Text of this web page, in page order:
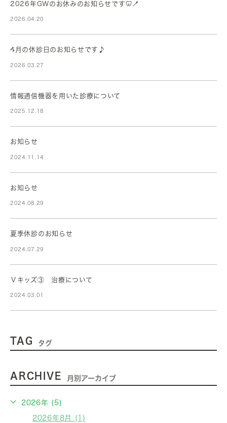
2026年GWのお休みのお知らせです🦷🪥
2026.04.20
4月の休診日のお知らせです♪
2026.03.27
情報通信機器を用いた診療について
2025.12.18
お知らせ
2024.11.14
お知らせ
2024.08.29
夏季休診のお知らせ
2024.07.29
Ｖキッズ③ 治療について
2024.03.01
TAG タグ
ARCHIVE 月別アーカイブ
2026年 (5)
2026年8月 (1)